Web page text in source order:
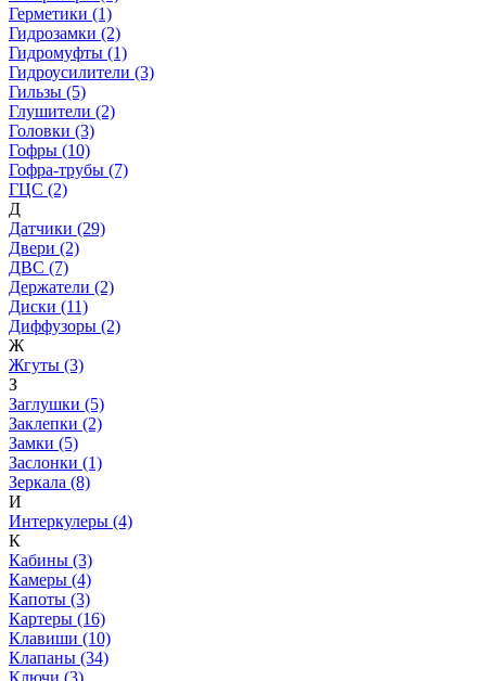
Герметики (1)
Гидрозамки (2)
Гидромуфты (1)
Гидроусилители (3)
Гильзы (5)
Глушители (2)
Головки (3)
Гофры (10)
Гофра-трубы (7)
ГЦС (2)
Д
Датчики (29)
Двери (2)
ДВС (7)
Держатели (2)
Диски (11)
Диффузоры (2)
Ж
Жгуты (3)
З
Заглушки (5)
Заклепки (2)
Замки (5)
Заслонки (1)
Зеркала (8)
И
Интеркулеры (4)
К
Кабины (3)
Камеры (4)
Капоты (3)
Картеры (16)
Клавиши (10)
Клапаны (34)
Ключи (3)